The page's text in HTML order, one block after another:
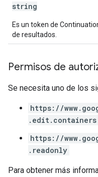
string
Es un token de
de resultados.
Permisos de
Se necesita uno de los
https://
.edit.containers
https://
.readonly
Para obtener más